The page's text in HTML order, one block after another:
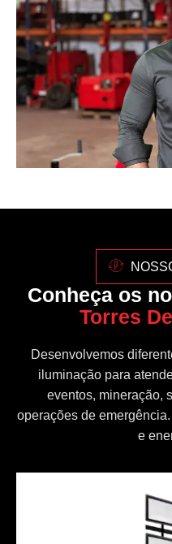
Conheça os
Torres
Desenvolvemos
iluminação para
eventos, mineração,
operações de
e